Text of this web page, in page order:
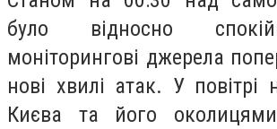
було відносно
моніторингові джерела
нові хвилі атак. У повітрі
Києва та його